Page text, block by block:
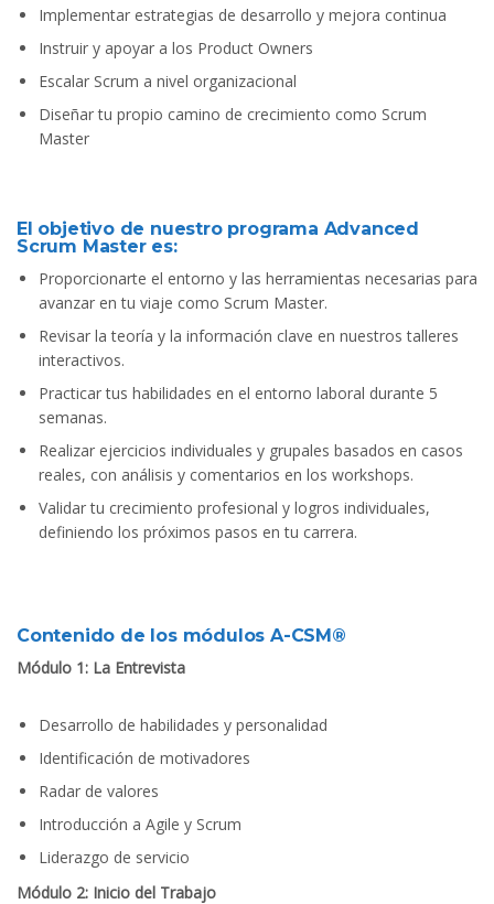
Implementar estrategias de desarrollo y mejora continua
Instruir y apoyar a los Product Owners
Escalar Scrum a nivel organizacional
Diseñar tu propio camino de crecimiento como Scrum
Master
El objetivo de nuestro programa Advanced
Scrum Master es:
Proporcionarte el entorno y las herramientas necesarias para
avanzar en tu viaje como Scrum Master.
Revisar la teoría y la información clave en nuestros talleres
interactivos.
Practicar tus habilidades en el entorno laboral durante 5
semanas.
Realizar ejercicios individuales y grupales basados en casos
reales, con análisis y comentarios en los workshops.
Validar tu crecimiento profesional y logros individuales,
definiendo los próximos pasos en tu carrera.
Contenido de los módulos A-CSM®
Módulo 1: La Entrevista
Desarrollo de habilidades y personalidad
Identificación de motivadores
Radar de valores
Introducción a Agile y Scrum
Liderazgo de servicio
Módulo 2: Inicio del Trabajo